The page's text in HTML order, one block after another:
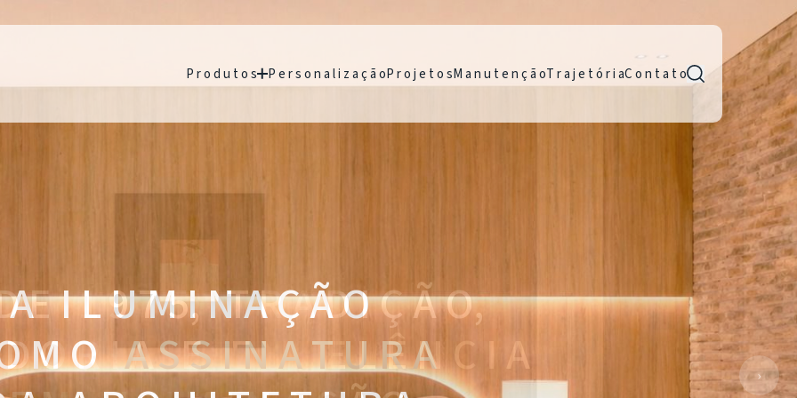
P r o d u t o s P e r s o n a l i z a ç ã oP r o j e t o sM a n u t e n ç ã oT r a j e t ó r i aC o n t a t o
A I L U M I N A Ç Ã O
M OA S S I N A T U R A
›